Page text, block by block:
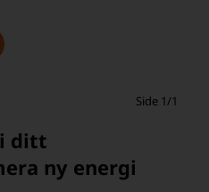
Side 1/1
ditt
ny energi